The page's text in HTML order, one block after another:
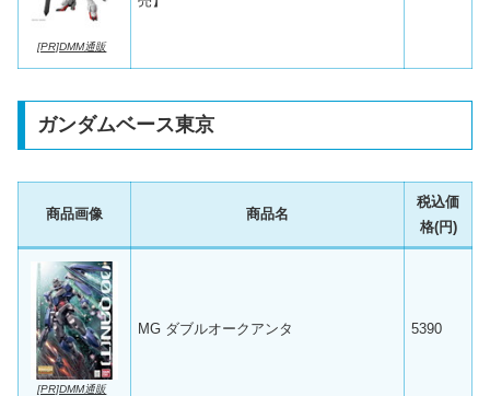
[PR]DMM通販
ガンダムベース東京
商品画像 商品名
税込価
格(円)
[PR]DMM通販
MG ダブルオークアンタ 5390